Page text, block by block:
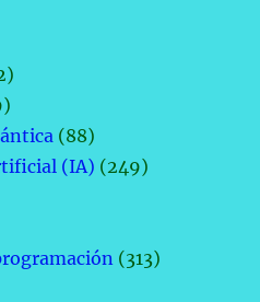
(88)
(IA) (249)
(313)